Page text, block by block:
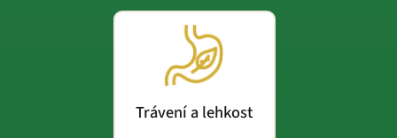
Trávení a lehkost